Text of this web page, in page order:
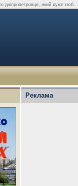
дніпропетровця, який дуже люб...
Реклама